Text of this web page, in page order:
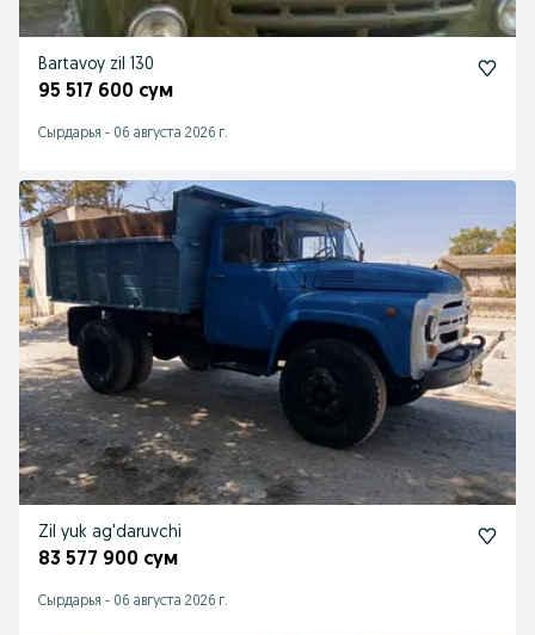
Bartavoy zil 130
95 517 600 сум
Сырдарья - 06 августа 2026 г.
Zil yuk ag'daruvchi
83 577 900 сум
Сырдарья - 06 августа 2026 г.